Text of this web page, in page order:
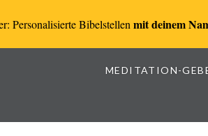
MEDITATION-
Personalisierte Bibelstellen mit deinem